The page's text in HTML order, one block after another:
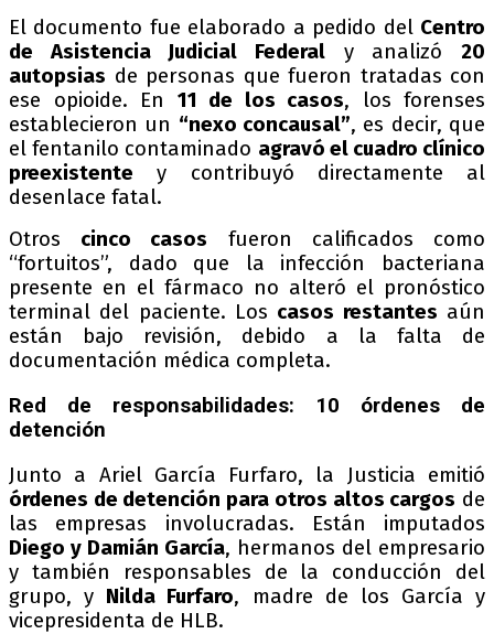
El documento fue elaborado a pedido del Centro
de Asistencia Judicial Federal y analizó 20
autopsias de personas que fueron tratadas con
ese opioide. En 11 de los casos, los forenses
establecieron un “nexo concausal”, es decir, que
el fentanilo contaminado agravó el cuadro clínico
preexistente y contribuyó directamente al
desenlace fatal.
Otros cinco casos fueron calificados como
“fortuitos”, dado que la infección bacteriana
presente en el fármaco no alteró el pronóstico
terminal del paciente. Los casos restantes aún
están bajo revisión, debido a la falta de
documentación médica completa.
Red de responsabilidades: 10 órdenes de
detención
Junto a Ariel García Furfaro, la Justicia emitió
órdenes de detención para otros altos cargos de
las empresas involucradas. Están imputados
Diego y Damián García, hermanos del empresario
y también responsables de la conducción del
grupo, y Nilda Furfaro, madre de los García y
vicepresidenta de HLB.